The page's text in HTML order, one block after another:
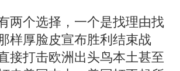
两个选择，一个是找理由找
样厚脸皮宣布胜利结束战
接打击欧洲出头鸟本土甚至